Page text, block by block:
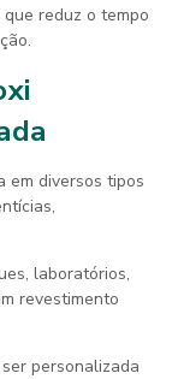
reduz o tempo
em diversos tipos
laboratórios,
revestimento
personalizada